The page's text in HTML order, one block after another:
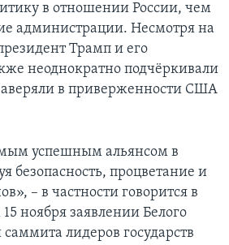
в отношении России, чем
администрации. Несмотря на
Трамп и его
неоднократно подчёркивали
в приверженности США
успешным альянсом в
безопасность, процветание и
– в частности говорится в
ноября заявлении Белого
лидеров государств